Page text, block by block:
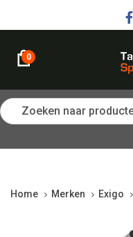
navigation
content
0
Zoeken naar producten...
Home Merken Exigo